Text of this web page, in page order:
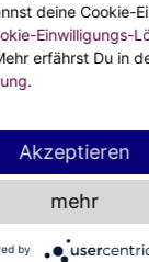
Moon - Blüh
deine Cookie-
Einwilligungs-
erfährst Du in
.
Akzeptieren
mehr
by